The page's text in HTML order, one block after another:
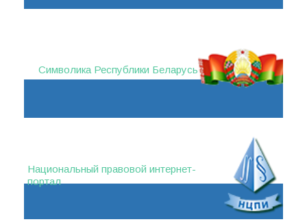
Символика Республики Беларусь
Национальный правовой интернет-
портал